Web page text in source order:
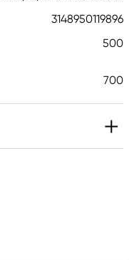
3148950119896
500
700